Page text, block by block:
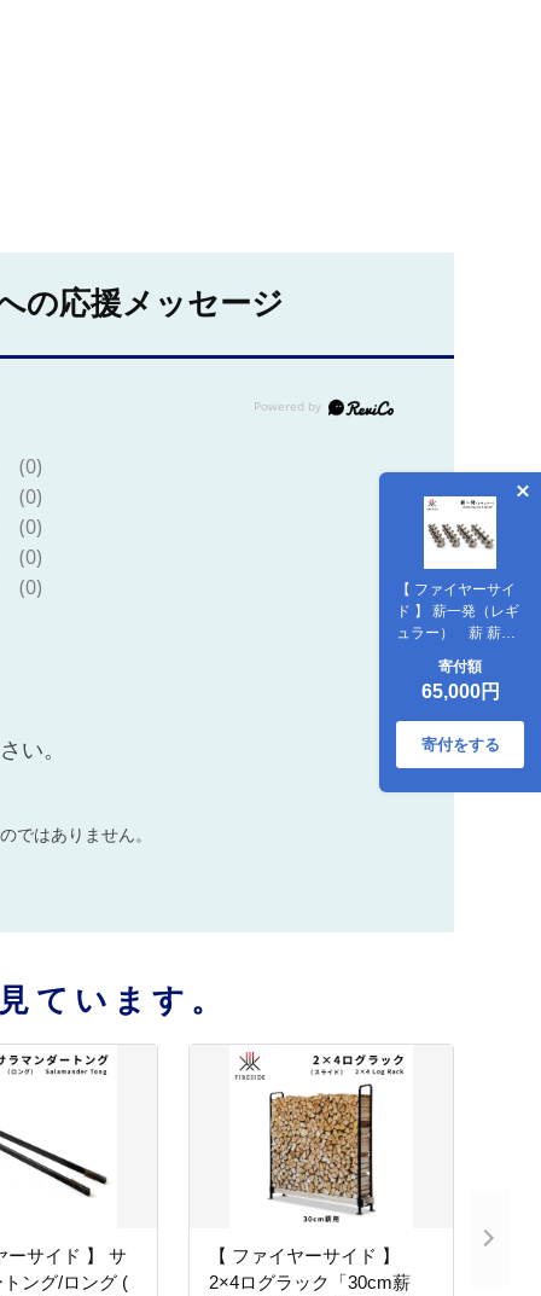
【 ファイヤーサイ
ド 】 薪一発（レギ
ュラー） 薪 薪ス
し 駒ヶ根市
寄付額
65,000円
寄付をする
の応援メッセージ
(0)
(0)
(0)
(0)
(0)
い。
ではありません。
ています。
ーサイド 】 サ
ング/ロング (
【 ファイヤーサイド 】
2×4ログラック「30cm薪